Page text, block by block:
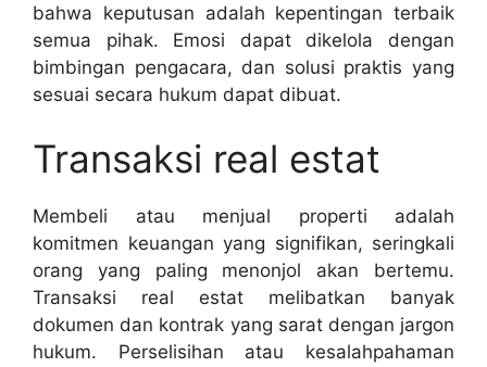
bahwa keputusan adalah kepentingan terbaik
semua pihak. Emosi dapat dikelola dengan
bimbingan pengacara, dan solusi praktis yang
sesuai secara hukum dapat dibuat.
Transaksi real estat
Membeli atau menjual properti adalah
komitmen keuangan yang signifikan, seringkali
orang yang paling menonjol akan bertemu.
Transaksi real estat melibatkan banyak
dokumen dan kontrak yang sarat dengan jargon
hukum. Perselisihan atau kesalahpahaman